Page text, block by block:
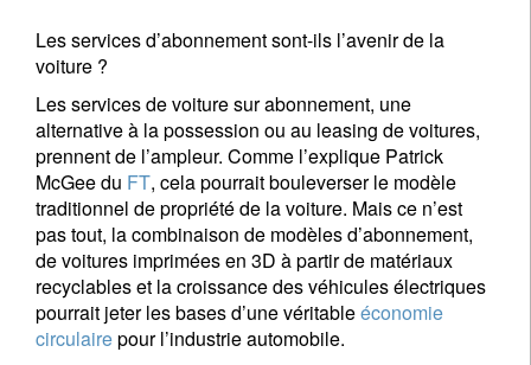
Les services d’abonnement sont-ils l’avenir de la
voiture ?
Les services de voiture sur abonnement, une
alternative à la possession ou au leasing de voitures,
prennent de l’ampleur. Comme l’explique Patrick
McGee du FT, cela pourrait bouleverser le modèle
traditionnel de propriété de la voiture. Mais ce n’est
pas tout, la combinaison de modèles d’abonnement,
de voitures imprimées en 3D à partir de matériaux
recyclables et la croissance des véhicules électriques
pourrait jeter les bases d’une véritableéconomie
circulairepour l’industrie automobile.